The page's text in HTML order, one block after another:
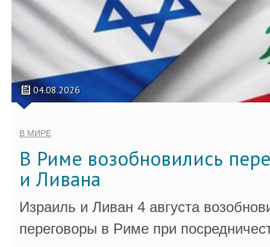
04.08.2026
В МИРЕ
В Риме возобновились
и Ливана
Израиль и Ливан 4 августа
переговоры в Риме при